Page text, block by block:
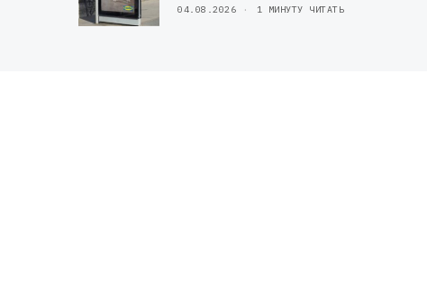
04.08.2026 1 МИНУТУ ЧИТАТЬ